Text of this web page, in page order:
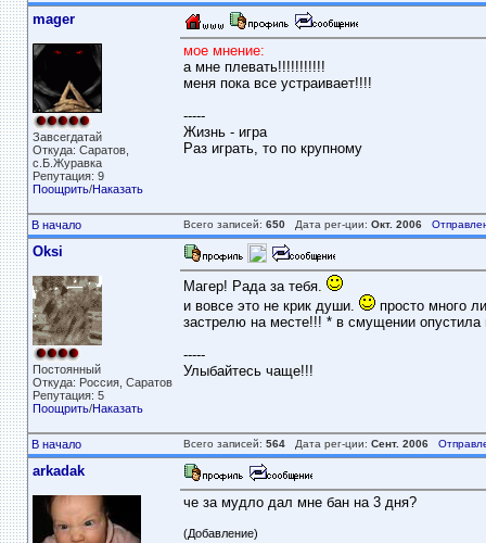
mager
Завсегдатай
Откуда: Саратов,
с.Б.Журавка
Репутация: 9
Поощрить/Наказать
мое мнение:
а мне плевать!!!!!!!!!!!
меня пока все устраивает!!!!
-----
Жизнь - игра
Раз играть, то по крупному
В начало Всего записей: 650Дата рег-ции: Окт. 2006
Oksi
Постоянный
Откуда: Россия, Саратов
Репутация: 5
Поощрить/Наказать
Магер! Рада за тебя.
и вовсе это не крик души.
просто много
застрелю на месте!!! * в смущении опустила
-----
Улыбайтесь чаще!!!
В начало Всего записей: 564Дата рег-ции: Сент. 2006
arkadak
че за мудло дал мне бан на 3 дня?
(Добавление)